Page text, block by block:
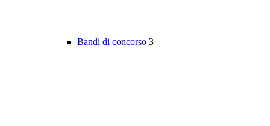
Bandi di concorso 3